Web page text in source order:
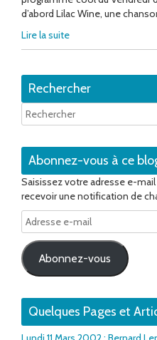
d’abord Lilac Wine, une
Lire la suite
Rechercher
Abonnez-vous à ce
Saisissez votre adresse e-
recevoir une notification de
Adresse
e-
mail
Abonnez-vous
Quelques Pages et